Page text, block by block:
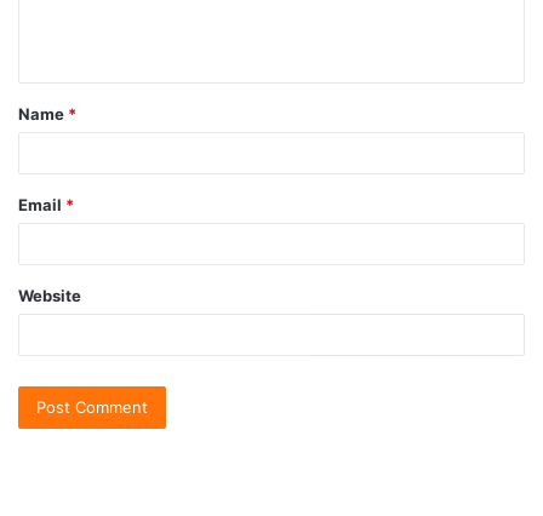
Name *
Email *
Website